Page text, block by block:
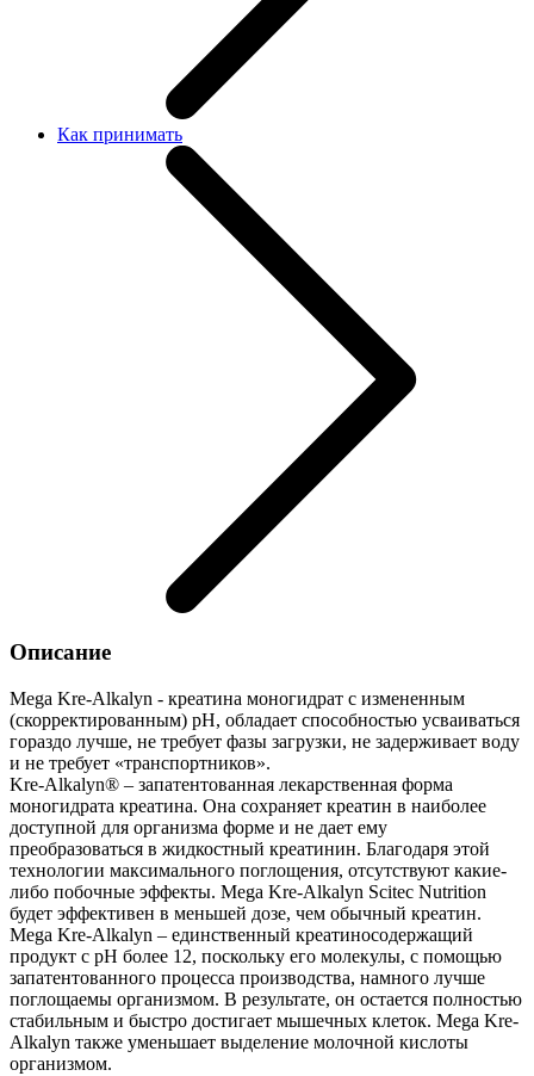
Как принимать
Описание
Mega Kre-Alkalyn - креатина моногидрат с измененным
(скорректированным) pH, обладает способностью усваиваться
гораздо лучше, не требует фазы загрузки, не задерживает воду
и не требует «транспортников».
Kre-Alkalyn® – запатентованная лекарственная форма
моногидрата креатина. Она сохраняет креатин в наиболее
доступной для организма форме и не дает ему
преобразоваться в жидкостный креатинин. Благодаря этой
технологии максимального поглощения, отсутствуют какие-
либо побочные эффекты. Mega Kre-Alkalyn Scitec Nutrition
будет эффективен в меньшей дозе, чем обычный креатин.
Mega Kre-Alkalyn – единственный креатиносодержащий
продукт с рН более 12, поскольку его молекулы, с помощью
запатентованного процесса производства, намного лучше
поглощаемы организмом. В результате, он остается полностью
стабильным и быстро достигает мышечных клеток. Mega Kre-
Alkalyn также уменьшает выделение молочной кислоты
организмом.